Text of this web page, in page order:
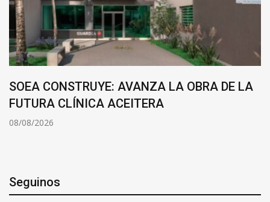
SOEA CONSTRUYE: AVANZA LA OBRA DE LA
FUTURA CLÍNICA ACEITERA
08/08/2026
Seguinos